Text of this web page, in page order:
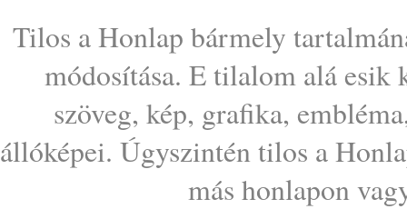
Tilos a Honlap bármely
módosítása. E tilalom alá esik
szöveg, kép, grafika,
állóképei. Úgyszintén tilos a
más honlapon